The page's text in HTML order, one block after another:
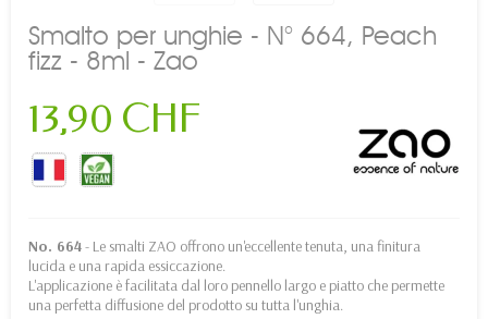
Smalto per unghie - N° 664, Peach
fizz - 8ml - Zao
13,90 CHF
No. 664- Le smalti ZAO offrono un'eccellente tenuta, una finitura
lucida e una rapida essiccazione.
L'applicazione è facilitata dal loro pennello largo e piatto che permette
una perfetta diffusione del prodotto su tutta l'unghia.